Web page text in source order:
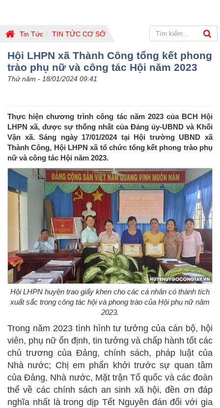
Tin Tức TIN TỨC CƠ SỞ
Hội LHPN xã Thành Công tổng kết phong
trào phụ nữ và công tác Hội năm 2023
Thứ năm - 18/01/2024 09:41
Thực hiện chương trình công tác năm 2023 của BCH Hội
LHPN xã, được sự thống nhất của Đảng ủy-UBND và Khối
Vận xã. Sáng ngày 17/01/2024 tại Hội trường UBND xã
Thành Công, Hội LHPN xã tổ chức tổng kết phong trào phụ
nữ và công tác Hội năm 2023.
Hội LHPN huyện trao giấy khen cho các cá nhân có thành tích
xuất sắc trong công tác hội và phong trào của Hội phụ nữ năm
2023.
Trong năm 2023 tình hình tư tưởng của cán bộ, hội
viên, phụ nữ ổn định, tin tưởng và chấp hành tốt các
chủ trương của Đảng, chính sách, pháp luật của
Nhà nước; Chị em phấn khởi trước sự quan tâm
của Đảng, Nhà nước, Mặt trận Tổ quốc và các đoàn
thể về các chính sách an sinh xã hội, đền ơn đáp
nghĩa nhất là trong dịp Tết Nguyên đán đối với gia